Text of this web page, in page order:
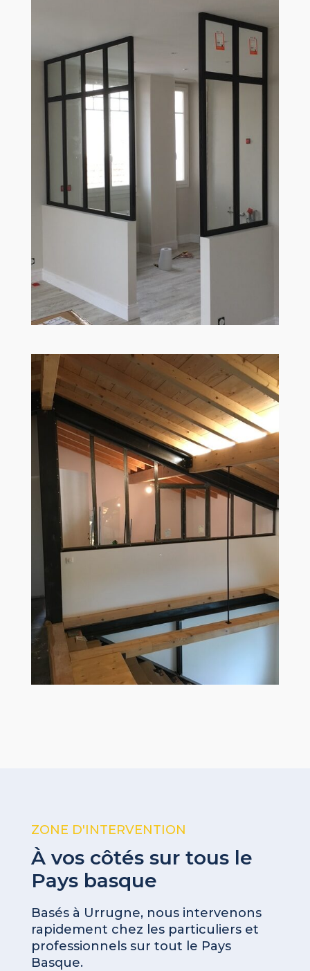
ZONE D'INTERVENTION
À vos côtés sur tous le
Pays basque
Basés à Urrugne, nous intervenons
rapidement chez les particuliers et
professionnels sur tout le Pays
Basque.